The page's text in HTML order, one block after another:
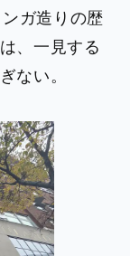
ガ造りの歴
、一見する
ない。